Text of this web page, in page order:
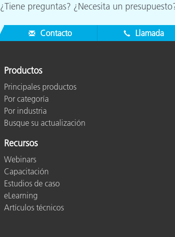
¿Tiene preguntas? ¿Necesita un
Contacto Llamada
Productos
Principales productos
Por categoría
Por industria
Busque su actualización
Recursos
Webinars
Capacitación
Estudios de caso
eLearning
Artículos técnicos